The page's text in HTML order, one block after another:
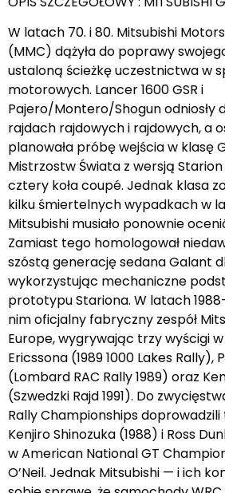
W latach 70. i 80. Mitsubishi
(MMC) dążyła do poprawy
ustaloną ścieżkę uczestnictwa w
motorowych. Lancer 1600 GSR i
Pajero/Montero/Shogun odniosły
rajdach rajdowych i rajdowych, a
planowała próbę wejścia w klasę
Mistrzostw Świata z wersją
cztery koła coupé. Jednak klasa
kilku śmiertelnych wypadkach w
Mitsubishi musiało ponownie
Zamiast tego homologował
szóstą generację sedana Galant
wykorzystując mechaniczne
prototypu Stariona. W latach
nim oficjalny fabryczny zespół
Europe, wygrywając trzy wyścigi
Ericssona (1989 1000 Lakes Rally),
(Lombard RAC Rally 1989) oraz
(Szwedzki Rajd 1991). Do
Rally Championships doprowadzili
Kenjiro Shinozuka (1988) i Ross
w American National GT
O’Neil. Jednak Mitsubishi — i ich